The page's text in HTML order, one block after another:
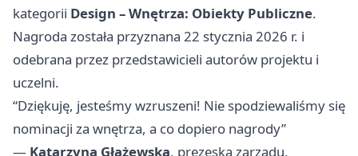
kategorii Design – Wnętrza: Obiekty Publiczne.
Nagroda została przyznana 22 stycznia 2026 r. i
odebrana przez przedstawicieli autorów projektu i
uczelni.
“Dziękuję, jesteśmy wzruszeni! Nie spodziewaliśmy się
nominacji za wnętrza, a co dopiero nagrody”
— Katarzyna Głażewska, prezeska zarządu,